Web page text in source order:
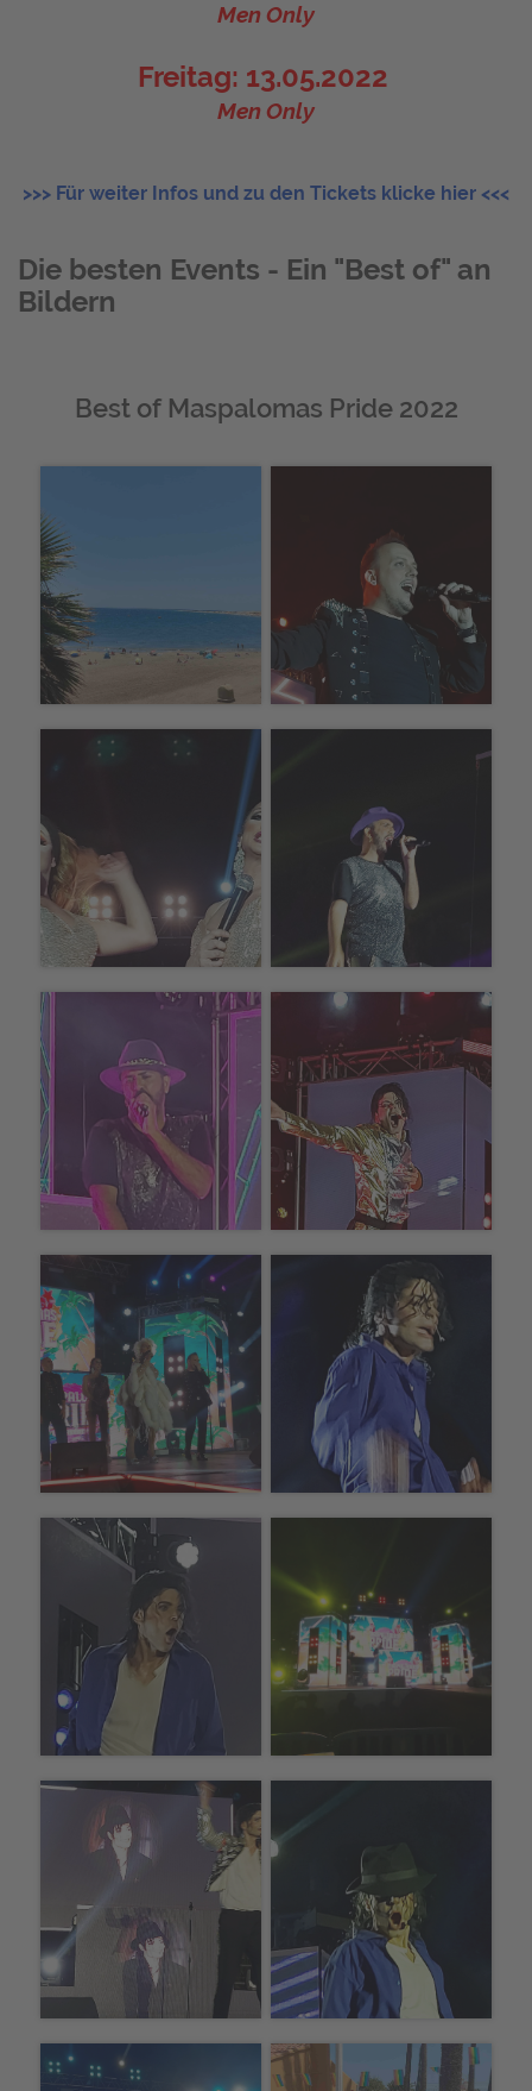
Men Only
Freitag: 13.05.2022
Men Only
>>> Für weiter Infos und zu den Tickets klicke hier <<<
Die besten Events - Ein "Best of" an
Bildern
Best of Maspalomas Pride 2022